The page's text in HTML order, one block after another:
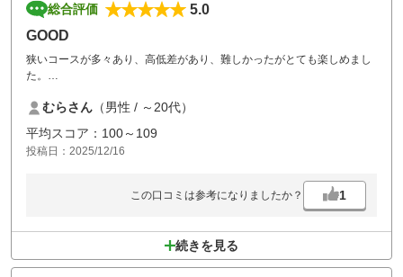
総合評価
5.0
GOOD
狭いコースが多々あり、高低差があり、難しかったがとても楽しめまし
た。
ご飯のアジフライ定食とても美味しかったです。
むらさん （男性 / ～20代）
平均スコア：100～109
投稿日：2025/12/16
この口コミは参考になりましたか？ 1
続きを見る